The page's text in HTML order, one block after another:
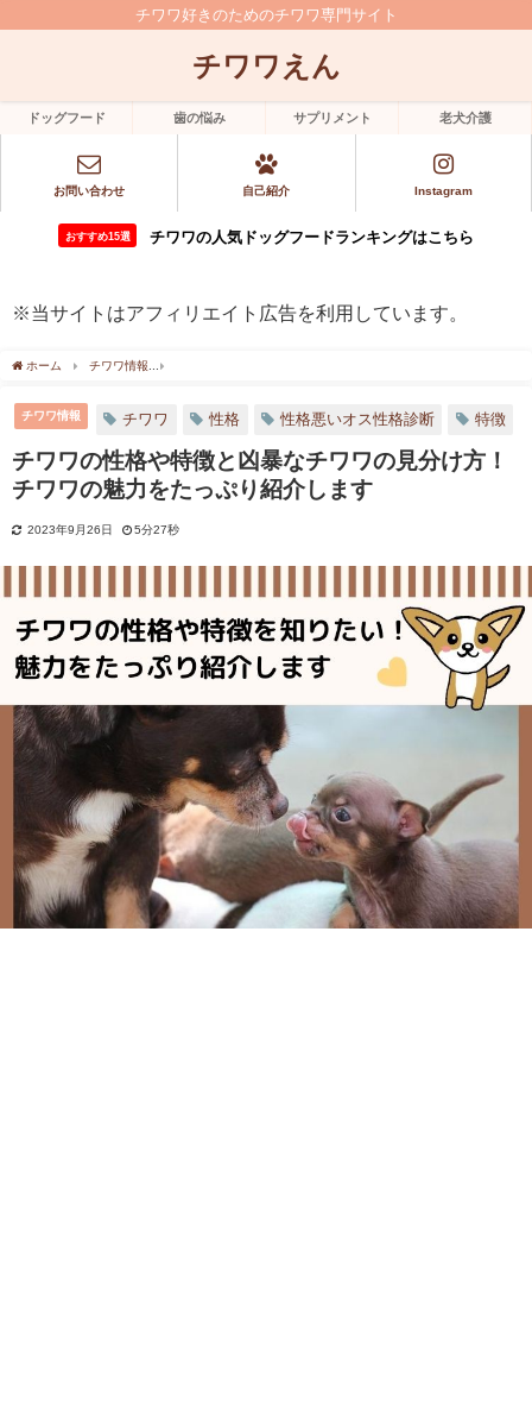
チワワ好きのためのチワワ専門サイト
チワワえん
ドッグフード 歯の悩み サプリメント 老犬介護
お問い合わせ 自己紹介 Instagram
おすすめ15選 チワワの人気ドッグフードランキングはこちら
※当サイトはアフィリエイト広告を利用しています。
ホーム チワワ情報
チワワ情報 チワワ 性格 性格悪いオス性格診断 特徴
チワワの性格や特徴と凶暴なチワワの見分け方！
チワワの魅力をたっぷり紹介します
2023年9月26日 5分27秒